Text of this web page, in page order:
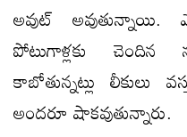
అవుట్
పోటుగాళ్లకు
కాబోతున్నట్లు
అందరూ షాకవుతున్నారు.